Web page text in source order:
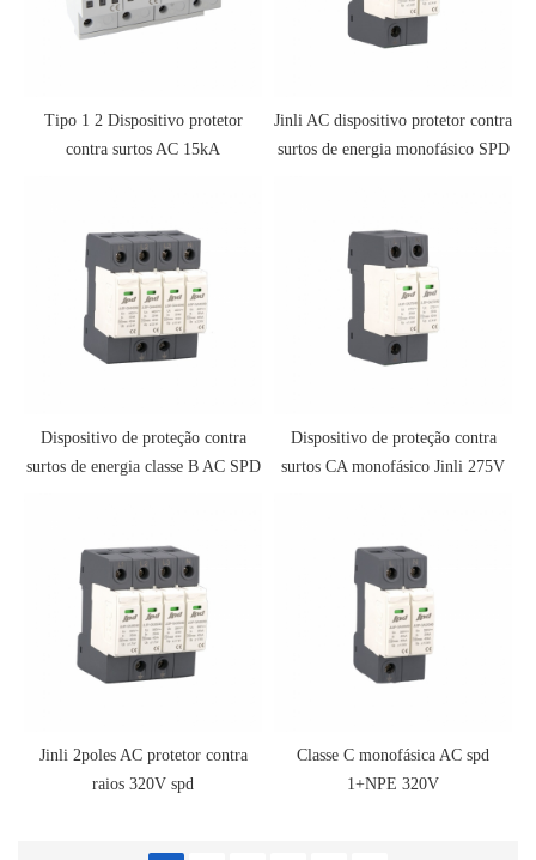
Tipo 1 2 Dispositivo protetor
contra surtos AC 15kA
Jinli AC dispositivo protetor contra
surtos de energia monofásico SPD
Dispositivo de proteção contra
surtos de energia classe B AC SPD
Dispositivo de proteção contra
surtos CA monofásico Jinli 275V
Jinli 2poles AC protetor contra
raios 320V spd
Classe C monofásica AC spd
1+NPE 320V